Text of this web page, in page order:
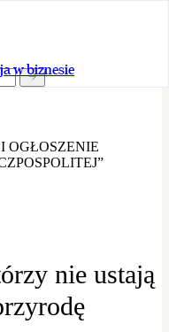
w biznesie
w
OGŁOSZENIE
nie ustają